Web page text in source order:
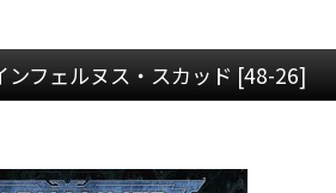
ンフェルヌス・スカッド [48-26]